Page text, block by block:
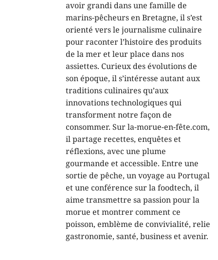
avoir grandi dans une famille de
marins-pêcheurs en Bretagne, il s’est
orienté vers le journalisme culinaire
pour raconter l’histoire des produits
de la mer et leur place dans nos
assiettes. Curieux des évolutions de
son époque, il s’intéresse autant aux
traditions culinaires qu’aux
innovations technologiques qui
transforment notre façon de
consommer. Sur la-morue-en-fête.com,
il partage recettes, enquêtes et
réflexions, avec une plume
gourmande et accessible. Entre une
sortie de pêche, un voyage au Portugal
et une conférence sur la foodtech, il
aime transmettre sa passion pour la
morue et montrer comment ce
poisson, emblème de convivialité, relie
gastronomie, santé, business et avenir.